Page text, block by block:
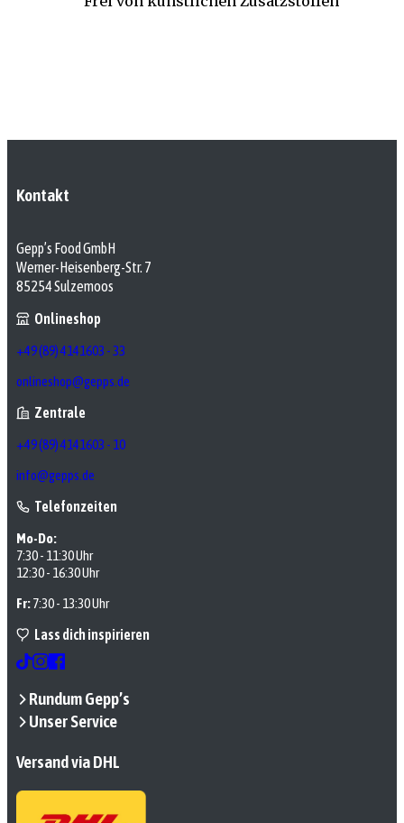
Kontakt
Gepp’s Food GmbH
Werner-Heisenberg-Str. 7
85254 Sulzemoos
Onlineshop
+49 (89) 4141603 - 33
onlineshop@gepps.de
Zentrale
+49 (89) 4141603 - 10
info@gepps.de
Telefonzeiten
Mo-Do:
7:30 - 11:30 Uhr
12:30 - 16:30 Uhr
Fr:7:30 - 13:30 Uhr
Lass dich inspirieren
Rundum Gepp’s
Unser Service
Versand via DHL